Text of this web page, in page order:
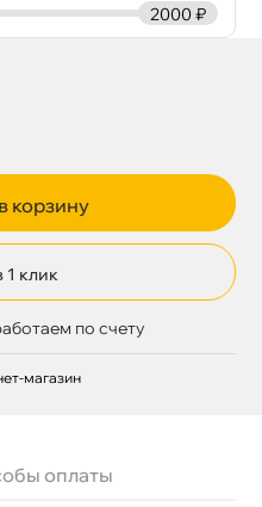
2000 ₽
корзину
1 клик
по счету
магазин
оплаты